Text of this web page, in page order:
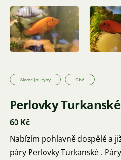
Akvarijní ryby Obě
Perlovky Turkanské
60 Kč
Nabízím pohlavně dospělé a již opakovaně se vytřené
páry Perlovky Turkanské . Páry jsou o velikosti 7 cm .